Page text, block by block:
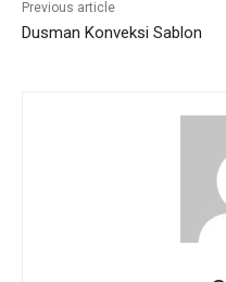
Previous article
Dusman Konveksi Sablon